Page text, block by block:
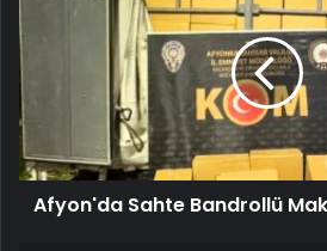
Afyon'da Sahte Bandrollü